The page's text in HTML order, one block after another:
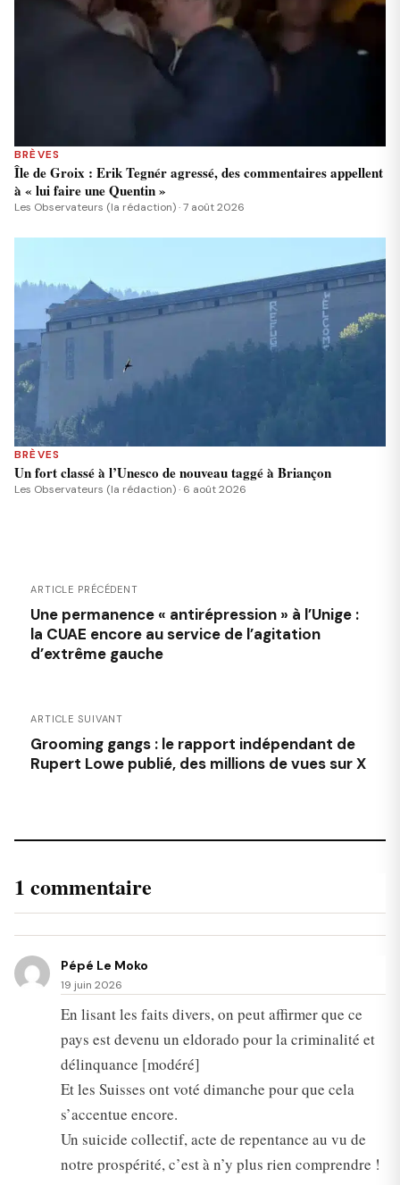
BRÈVES
Île de Groix : Erik Tegnér agressé, des commentaires appellent
à « lui faire une Quentin »
Les Observateurs (la rédaction) · 7 août 2026
BRÈVES
Un fort classé à l’Unesco de nouveau taggé à Briançon
Les Observateurs (la rédaction) · 6 août 2026
ARTICLE PRÉCÉDENT
Une permanence « antirépression » à l’Unige :
la CUAE encore au service de l’agitation
d’extrême gauche
ARTICLE SUIVANT
Grooming gangs : le rapport indépendant de
Rupert Lowe publié, des millions de vues sur X
1 commentaire
Pépé Le Moko
19 juin 2026
En lisant les faits divers, on peut affirmer que ce
pays est devenu un eldorado pour la criminalité et
délinquance [modéré]
Et les Suisses ont voté dimanche pour que cela
s’accentue encore.
Un suicide collectif, acte de repentance au vu de
notre prospérité, c’est à n’y plus rien comprendre !